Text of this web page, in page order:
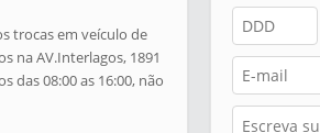
trocas em veículo de
na AV.Interlagos, 1891
das 08:00 as 16:00, não